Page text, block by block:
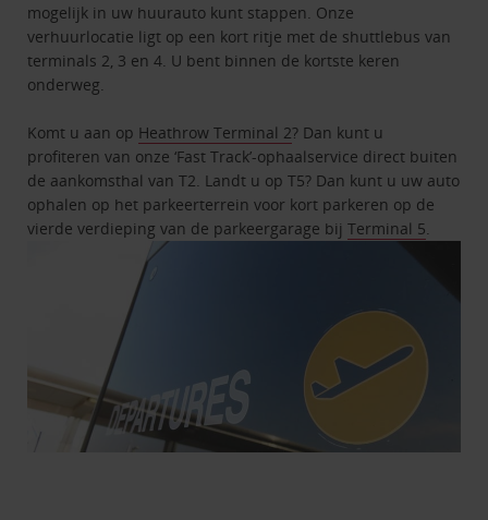
mogelijk in uw huurauto kunt stappen. Onze
verhuurlocatie ligt op een kort ritje met de shuttlebus van
terminals 2, 3 en 4. U bent binnen de kortste keren
onderweg.
Komt u aan op Heathrow Terminal 2? Dan kunt u
profiteren van onze ‘Fast Track’-ophaalservice direct buiten
de aankomsthal van T2. Landt u op T5? Dan kunt u uw auto
ophalen op het parkeerterrein voor kort parkeren op de
vierde verdieping van de parkeergarage bijTerminal 5